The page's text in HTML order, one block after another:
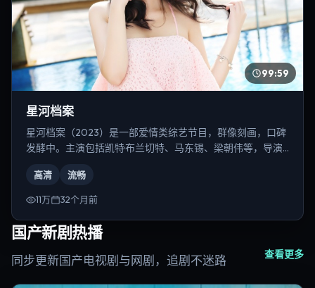
99:59
星河档案
星河档案（2023）是一部爱情类综艺节目，群像刻画，口碑
发酵中。主演包括凯特·布兰切特、马东锡、梁朝伟等，导演
高清 流畅
11万 32个月前
国产新剧热播
同步更新国产电视剧与网剧，追剧不迷路 查看更多